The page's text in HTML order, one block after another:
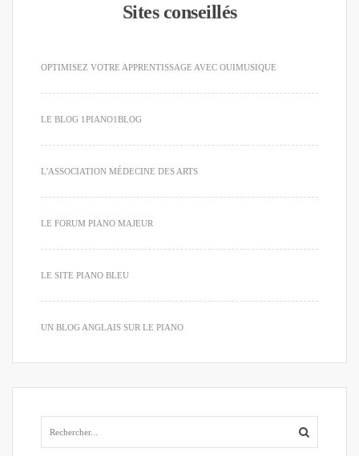
Sites conseillés
OPTIMISEZ VOTRE APPRENTISSAGE AVEC OUIMUSIQUE
LE BLOG 1PIANO1BLOG
L'ASSOCIATION MÉDECINE DES ARTS
LE FORUM PIANO MAJEUR
LE SITE PIANO BLEU
UN BLOG ANGLAIS SUR LE PIANO